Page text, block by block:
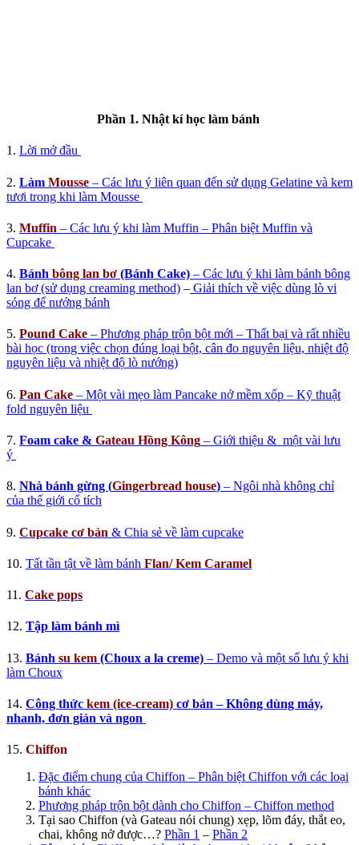
Phần 1. Nhật kí học làm bánh
1. Lời mở đầu
2. Làm Mousse – Các lưu ý liên quan đến sử dụng Gelatine và kem
tươi trong khi làm Mousse
3. Muffin – Các lưu ý khi làm Muffin – Phân biệt Muffin và
Cupcake
4. Bánh bông lan bơ (Bánh Cake) – Các lưu ý khi làm bánh bông
lan bơ (sử dụng creaming method) – Giải thích về việc dùng lò vi
sóng để nướng bánh
5. Pound Cake – Phương pháp trộn bột mới – Thất bại và rất nhiều
bài học (trong việc chọn đúng loại bột, cân đo nguyên liệu, nhiệt độ
nguyên liệu và nhiệt độ lò nướng)
6. Pan Cake – Một vài mẹo làm Pancake nở mềm xốp – Kỹ thuật
fold nguyên liệu
7. Foam cake & Gateau Hồng Kông – Giới thiệu & một vài lưu
ý
8. Nhà bánh gừng (Gingerbread house) – Ngôi nhà không chỉ
của thế giới cổ tích
9. Cupcake cơ bản & Chia sẻ về làm cupcake
10. Tất tần tật về làm bánh Flan/ Kem Caramel
11. Cake pops
12. Tập làm bánh mì
13. Bánh su kem (Choux a la creme) – Demo và một số lưu ý khi
làm Choux
14. Công thức kem (ice-cream) cơ bản – Không dùng máy,
nhanh, đơn giản và ngon
15. Chiffon
Đặc điểm chung của Chiffon – Phân biệt Chiffon với các loại
bánh khác
Phương pháp trộn bột dành cho Chiffon – Chiffon method
Tại sao Chiffon (và Gateau nói chung) xẹp, lõm đáy, thắt eo,
chai, không nở được…? Phần 1 – Phần 2